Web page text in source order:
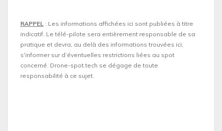
RAPPEL : Les informations affichées ici sont publiées à titre
indicatif. Le télé-pilote sera entièrement responsable de sa
pratique et devra, au delà des informations trouvées ici,
s'informer sur d’éventuelles restrictions liées au spot
concerné. Drone-spot.tech se dégage de toute
responsabilité à ce sujet.